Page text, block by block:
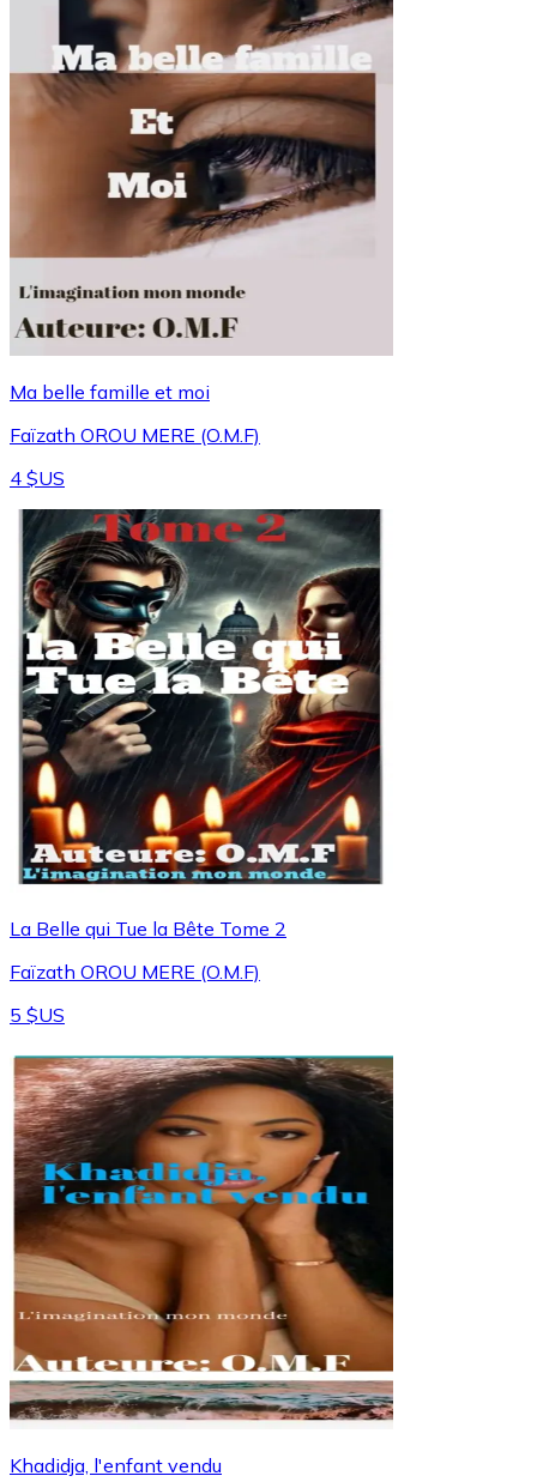
Ma belle famille et moi
Faïzath OROU MERE (O.M.F)
4 $US
La Belle qui Tue la Bête Tome 2
Faïzath OROU MERE (O.M.F)
5 $US
Khadidja, l'enfant vendu